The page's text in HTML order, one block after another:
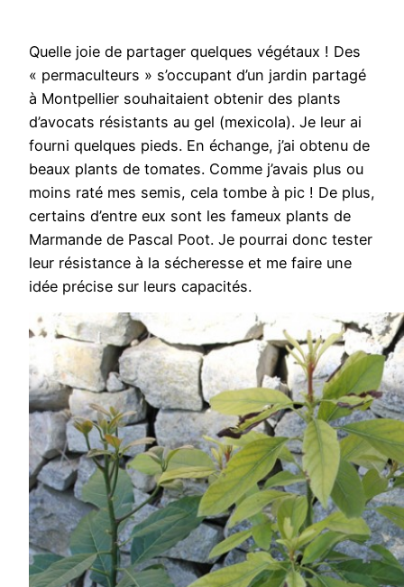
Quelle joie de partager quelques végétaux ! Des
« permaculteurs » s’occupant d’un jardin partagé
à Montpellier souhaitaient obtenir des plants
d’avocats résistants au gel (mexicola). Je leur ai
fourni quelques pieds. En échange, j’ai obtenu de
beaux plants de tomates. Comme j’avais plus ou
moins raté mes semis, cela tombe à pic ! De plus,
certains d’entre eux sont les fameux plants de
Marmande de Pascal Poot. Je pourrai donc tester
leur résistance à la sécheresse et me faire une
idée précise sur leurs capacités.